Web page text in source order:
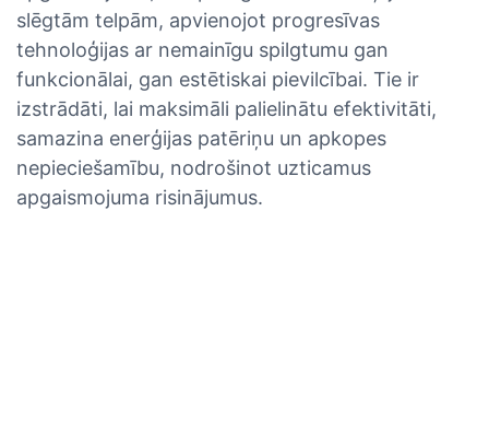
slēgtām telpām, apvienojot progresīvas
tehnoloģijas ar nemainīgu spilgtumu gan
funkcionālai, gan estētiskai pievilcībai. Tie ir
izstrādāti, lai maksimāli palielinātu efektivitāti,
samazina enerģijas patēriņu un apkopes
nepieciešamību, nodrošinot uzticamus
apgaismojuma risinājumus.